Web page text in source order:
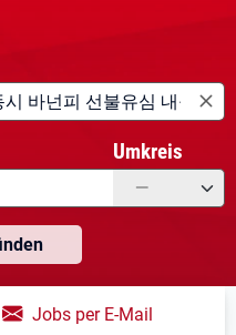
Umkreis
—
Jobs per E-Mail